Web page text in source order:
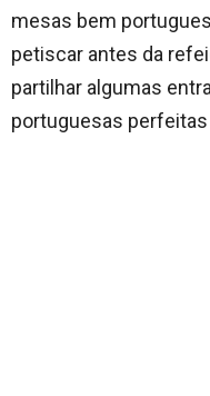
mesas bem
petiscar antes da
partilhar algumas
portuguesas perfeitas